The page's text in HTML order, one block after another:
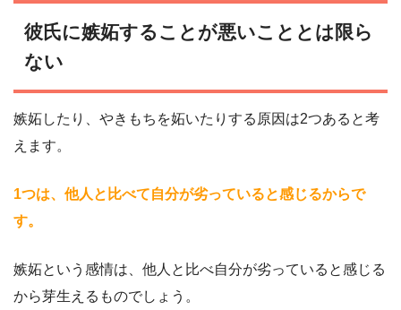
彼氏に嫉妬することが悪いこととは限ら
ない
嫉妬したり、やきもちを妬いたりする原因は2つあると考
えます。
1つは、他人と比べて自分が劣っていると感じるからで
す。
嫉妬という感情は、他人と比べ自分が劣っていると感じる
から芽生えるものでしょう。